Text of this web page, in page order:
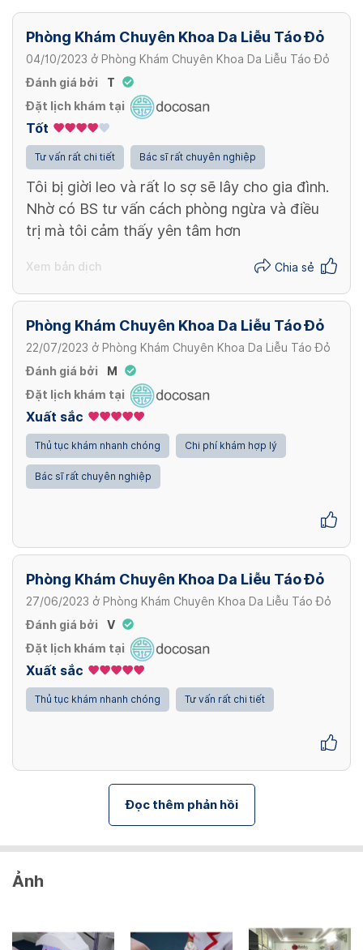
Phòng Khám Chuyên Khoa Da Liễu Táo Đỏ
04/10/2023 ở Phòng Khám Chuyên Khoa Da Liễu Táo Đỏ
Đánh giá bởi
T
Đặt lịch khám tại
Tốt
Tư vấn rất chi tiết Bác sĩ rất chuyên nghiệp
Tôi bị giời leo và rất lo sợ sẽ lây cho gia đình.
Nhờ có BS tư vấn cách phòng ngừa và điều
trị mà tôi cảm thấy yên tâm hơn
Xem bản dịch Chia sẻ
Phòng Khám Chuyên Khoa Da Liễu Táo Đỏ
22/07/2023 ở Phòng Khám Chuyên Khoa Da Liễu Táo Đỏ
Đánh giá bởi
M
Đặt lịch khám tại
Xuất sắc
Thủ tục khám nhanh chóng Chi phí khám hợp lý
Bác sĩ rất chuyên nghiệp
Phòng Khám Chuyên Khoa Da Liễu Táo Đỏ
27/06/2023 ở Phòng Khám Chuyên Khoa Da Liễu Táo Đỏ
Đánh giá bởi
V
Đặt lịch khám tại
Xuất sắc
Thủ tục khám nhanh chóng Tư vấn rất chi tiết
Đọc thêm phản hồi
Ảnh